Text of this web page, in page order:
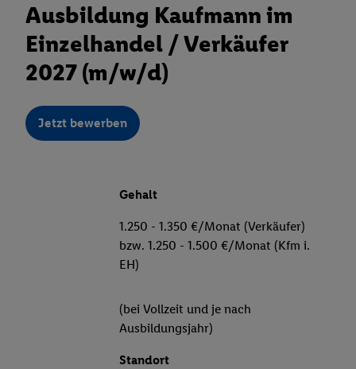
Ausbildung Kaufmann im
Einzelhandel / Verkäufer
2027 (m/w/d)
Jetzt bewerben
Gehalt
1.250 - 1.350 €/Monat (Verkäufer)
bzw. 1.250 - 1.500 €/Monat (Kfm i.
EH)
(bei Vollzeit und je nach
Ausbildungsjahr)
Standort